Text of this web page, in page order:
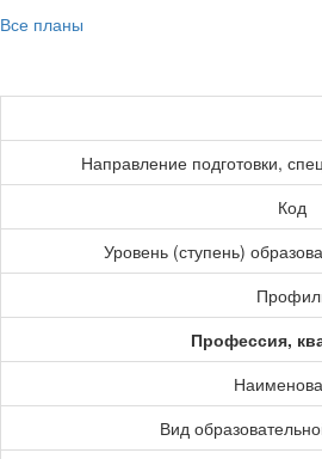
Все планы
Направление подготовки,
Код
Уровень (ступень)
Профессия,
Вид